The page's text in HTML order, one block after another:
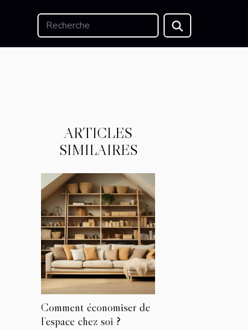
ARTICLES
SIMILAIRES
Comment économiser de
l’espace chez soi ?